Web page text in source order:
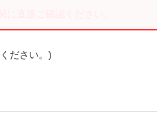
直接ご確認ください。
ださい。)